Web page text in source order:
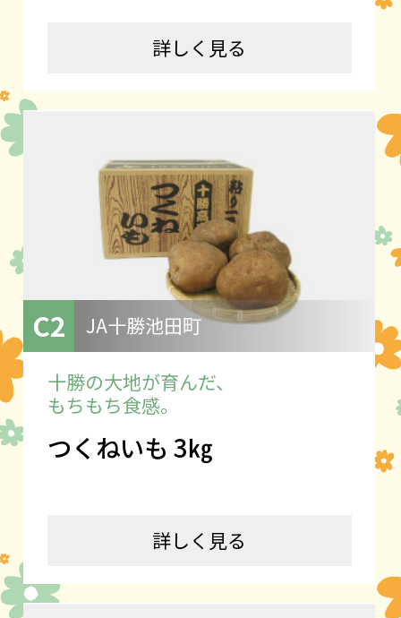
詳しく見る
C2 JA十勝池田町
十勝の大地が育んだ、
もちもち食感。
つくねいも 3㎏
詳しく見る